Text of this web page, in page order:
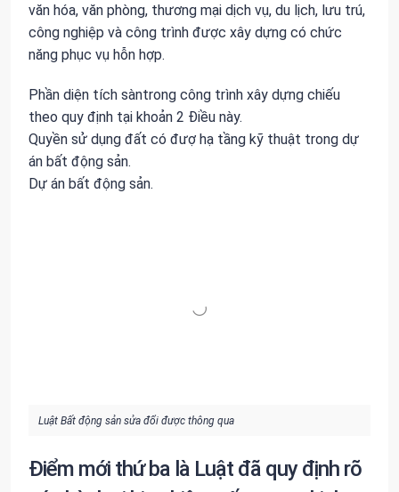
văn hóa, văn phòng, thương mại dịch vụ, du lịch, lưu trú,
công nghiệp và công trình được xây dựng có chức
năng phục vụ hỗn hợp.
Phần diện tích sàntrong công trình xây dựng chiếu
theo quy định tại khoản 2 Điều này.
Quyền sử dụng đất có đượ hạ tầng kỹ thuật trong dự
án bất động sản.
Dự án bất động sản.
Luật Bất động sản sửa đổi được thông qua
Điểm mới thứ ba là Luật đã quy định rõ